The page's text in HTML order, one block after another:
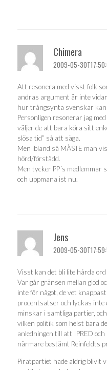
Chimera
2009-05-
Att resonera med visst folk
andras argument är inte
hur trångsynta svenskar
Personligen resonerar jag
väljer de att bara köra sitt
slösa tid” så att säga.
Men ibland så MÅSTE man
hörd/förstådd.
Men tycker PP´s medlemmar
och uppmana ist nu.
Jens
2009-05-
Visst kan det bli lite hårda
Var går gränsen mellan glöd
inte för något, de vet
procentsatser och lyckas inte
minskar i samtliga partier,
vilken politik som helst bara
anledningen till att IPRED
närmare bestämt Reinfeldts
Piratpartiet hade aldrig blivit